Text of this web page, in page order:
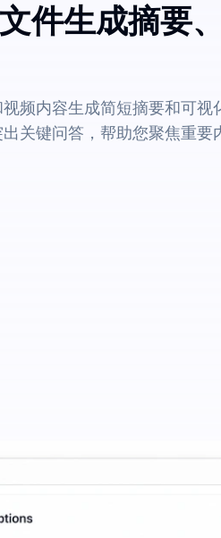
件生成摘要
频内容生成简短摘要和可视
关键问答，帮助您聚焦重要